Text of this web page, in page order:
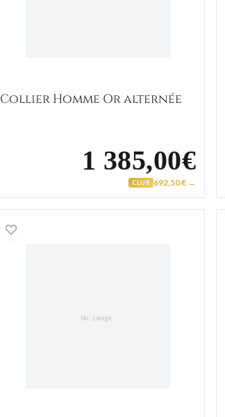
Collier Homme Or alternée
1 385,00€
CLUB 692,50 € →